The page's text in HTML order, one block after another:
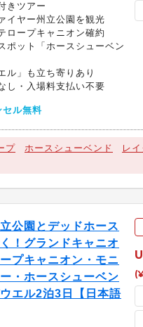
きツアー
イヤー州立公園を観光
ロープキャニオン確約
ポット「ホースシューベン
ル」も立ち寄りあり
し・入場料支払い不要
セル無料
プ ホースシューベンド
レ
公園とデッドホース
！グランドキャニオ
プキャニオン・モニ
・ホースシューベン
エル2泊3日【日本語